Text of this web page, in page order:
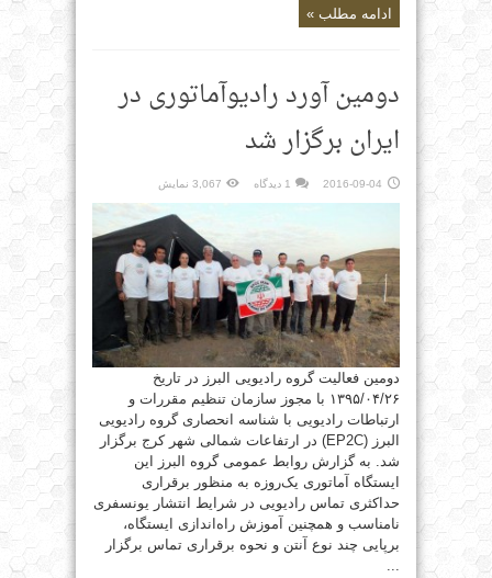
ادامه مطلب »
دومین آورد رادیوآماتوری در
ایران برگزار شد
2016-09-04 1 دیدگاه 3,067 نمایش
دومین فعالیت گروه رادیویی البرز در تاریخ
۱۳۹۵/۰۴/۲۶ با مجوز سازمان تنظیم مقررات و
ارتباطات رادیویی با شناسه انحصاری گروه رادیویی
البرز (EP2C) در ارتفاعات شمالی شهر کرج برگزار
شد. به گزارش روابط عمومی گروه البرز این
ایستگاه آماتوری یک‌روزه به منظور برقراری
حداکثری تماس‌ رادیویی در شرایط انتشار یونسفری
نامناسب و همچنین آموزش راه‌اندازی ایستگاه،
برپایی چند نوع آنتن و نحوه برقراری تماس برگزار